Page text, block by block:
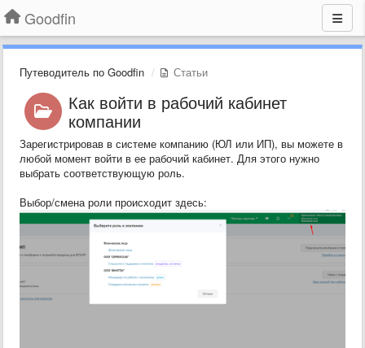
Goodfin
Путеводитель по Goodfin Статьи
Как войти в рабочий кабинет
компании
Зарегистрировав в системе компанию (ЮЛ или ИП), вы можете в
любой момент войти в ее рабочий кабинет. Для этого нужно
выбрать соответствующую роль.
Выбор/смена роли происходит здесь: